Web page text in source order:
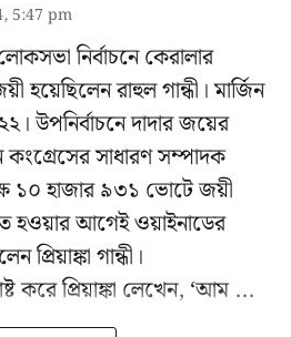
5:47 pm
নির্বাচনে কেরালার
রাহুল গান্ধী। মার্জিন
উপনির্বাচনে দাদার জয়ের
কংগ্রেসের সাধারণ সম্পাদক
লক্ষ ১০ হাজার ৯৩১ ভোটে জয়ী
হওয়ার আগেই ওয়াইনাডের
প্রিয়াঙ্কা গান্ধী।
করে প্রিয়াঙ্কা লেখেন, ‘আম ...